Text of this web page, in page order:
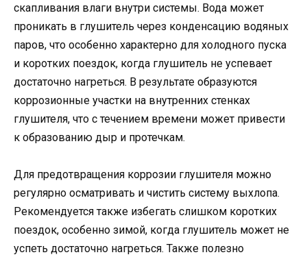
скапливания влаги внутри системы. Вода может
проникать в глушитель через конденсацию водяных
паров, что особенно характерно для холодного пуска
и коротких поездок, когда глушитель не успевает
достаточно нагреться. В результате образуются
коррозионные участки на внутренних стенках
глушителя, что с течением времени может привести
к образованию дыр и протечкам.
Для предотвращения коррозии глушителя можно
регулярно осматривать и чистить систему выхлопа.
Рекомендуется также избегать слишком коротких
поездок, особенно зимой, когда глушитель может не
успеть достаточно нагреться. Также полезно